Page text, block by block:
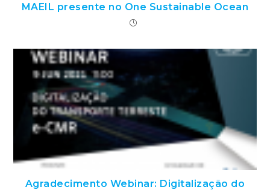
MAEIL presente no One Sustainable Ocean
Agradecimento Webinar: Digitalização do